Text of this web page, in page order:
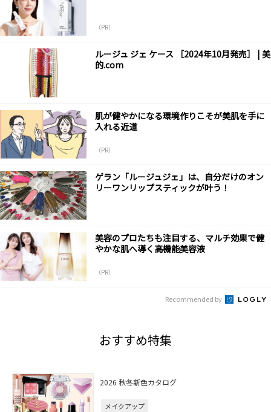
（PR）
ルージュ ジェ ケース ［2024年10月発売］ | 美
的.com
肌が健やかになる環境作りこそが美肌を手に
入れる近道
（PR）
ゲラン「ルージュジェ」は、自分だけのオン
リーワンリップスティックが叶う！
美容のプロたちも注目する、マルチ効果で健
やかな肌へ導く高機能美容液
（PR）
Recommended by
おすすめ特集
2026 秋冬新色カタログ
メイクアップ